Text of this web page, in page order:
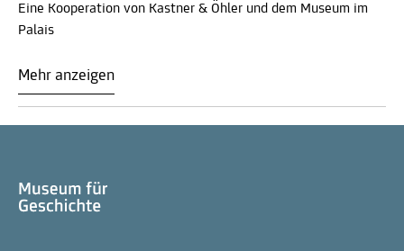
Eine Kooperation von Kastner & Öhler und dem Museum im
Palais
Mehr anzeigen